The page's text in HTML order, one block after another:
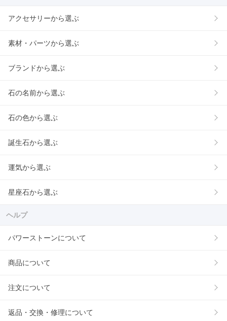
アクセサリーから選ぶ
素材・パーツから選ぶ
ブランドから選ぶ
石の名前から選ぶ
石の色から選ぶ
誕生石から選ぶ
運気から選ぶ
星座石から選ぶ
ヘルプ
パワーストーンについて
商品について
注文について
返品・交換・修理について